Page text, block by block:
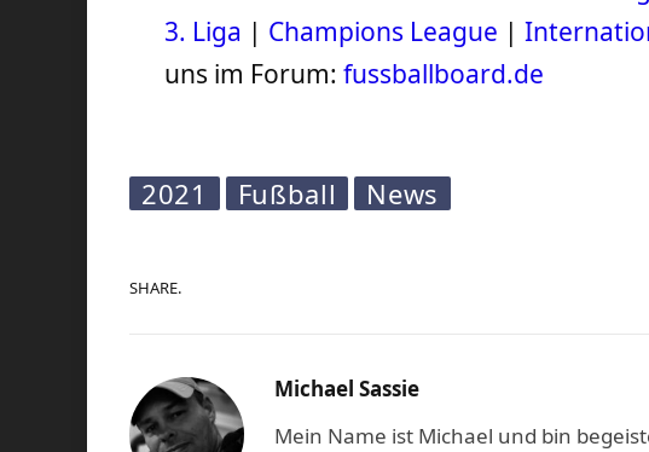
3. Liga | Champions League |
uns im Forum:fussballboard.de
2021 Fußball News
SHARE.
Michael Sassie
Mein Name ist Michael und bin